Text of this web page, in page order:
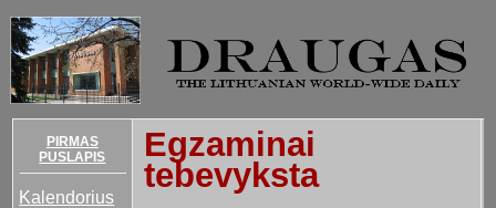
PIRMAS
PUSLAPIS
Kalendorius
Egzaminai
tebevyksta